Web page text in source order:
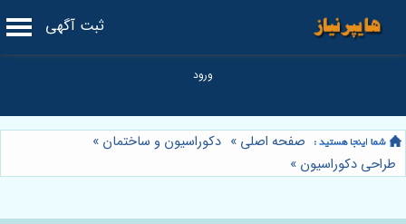
ثبت آگهی
صفحه اصلی » دکوراسیون و ساختمان »
طراحی دکوراسیون »